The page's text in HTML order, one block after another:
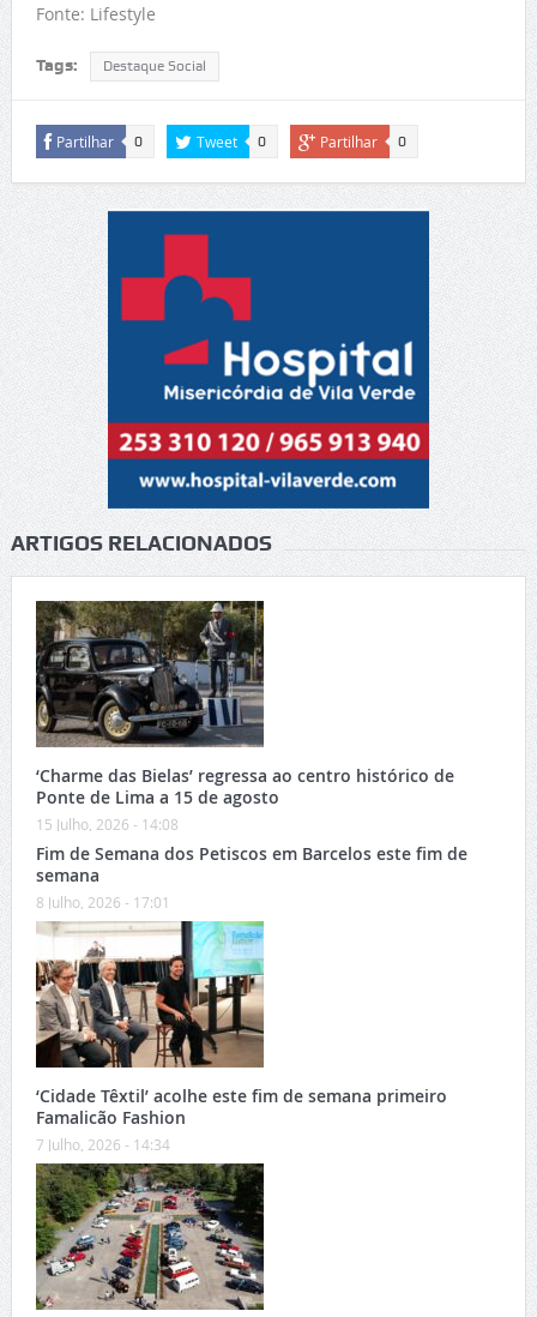
Fonte: Lifestyle
Tags: Destaque Social
Partilhar 0 Tweet 0 Partilhar 0
ARTIGOS RELACIONADOS
‘Charme das Bielas’ regressa ao centro histórico de
Ponte de Lima a 15 de agosto
15 Julho, 2026 - 14:08
Fim de Semana dos Petiscos em Barcelos este fim de
semana
8 Julho, 2026 - 17:01
‘Cidade Têxtil’ acolhe este fim de semana primeiro
Famalicão Fashion
7 Julho, 2026 - 14:34